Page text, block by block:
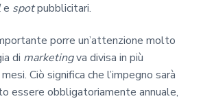
e spotpubblicitari.
porre un’attenzione molto
di marketingva divisa in più
Ciò significa che l’impegno sarà
essere obbligatoriamente annuale,